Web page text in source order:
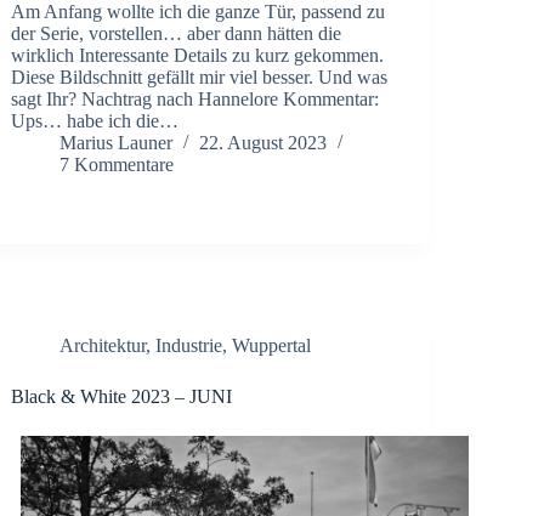
Am Anfang wollte ich die ganze Tür, passend zu
der Serie, vorstellen… aber dann hätten die
wirklich Interessante Details zu kurz gekommen.
Diese Bildschnitt gefällt mir viel besser. Und was
sagt Ihr? Nachtrag nach Hannelore Kommentar:
Ups… habe ich die…
Marius Launer
22. August 2023
7 Kommentare
Architektur, Industrie, Wuppertal
Black & White 2023 – JUNI